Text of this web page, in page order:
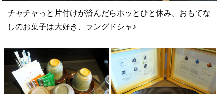
チャチャっと片付けが済んだらホッとひと休み。おもてな
しのお菓子は大好き、ラングドシャ♪